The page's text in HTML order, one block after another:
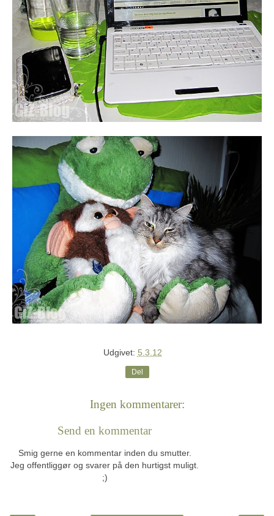
Udgivet: 5.3.12
Del
Ingen kommentarer:
Send en kommentar
Smig gerne en kommentar inden du smutter.
Jeg offentliggør og svarer på den hurtigst muligt.
;)